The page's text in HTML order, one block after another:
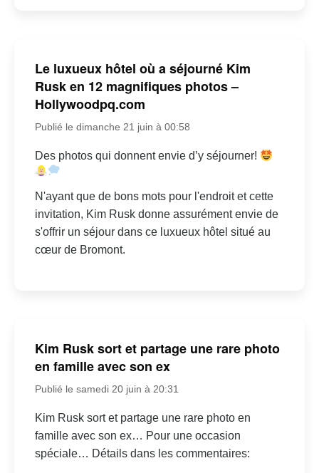
Le luxueux hôtel où a séjourné Kim
Rusk en 12 magnifiques photos –
Hollywoodpq.com
Publié le dimanche 21 juin à 00:58
Des photos qui donnent envie d’y séjourner!
N'ayant que de bons mots pour l'endroit et cette
invitation, Kim Rusk donne assurément envie de
s'offrir un séjour dans ce luxueux hôtel situé au
cœur de Bromont.
Kim Rusk sort et partage une rare photo
en famille avec son ex
Publié le samedi 20 juin à 20:31
Kim Rusk sort et partage une rare photo en
famille avec son ex… Pour une occasion
spéciale… Détails dans les commentaires: